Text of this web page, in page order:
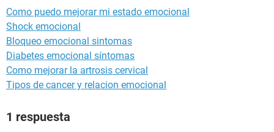
Como puedo mejorar mi estado emocional
Shock emocional
Bloqueo emocional sintomas
Diabetes emocional síntomas
Como mejorar la artrosis cervical
Tipos de cancer y relacion emocional
1 respuesta